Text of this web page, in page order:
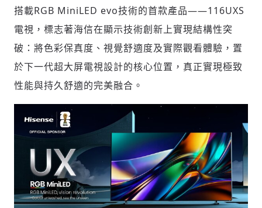
搭載RGB MiniLED evo技術的首款產品——116UXS
電視，標志著海信在顯示技術創新上實現結構性突
破：將色彩保真度、視覺舒適度及實際觀看體驗，置
於下一代超大屏電視設計的核心位置，真正實現極致
性能與持久舒適的完美融合。